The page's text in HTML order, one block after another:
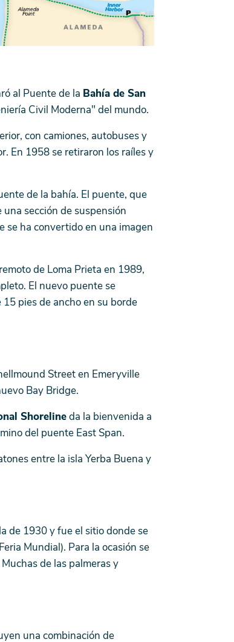
al Puente de la Bahía de San
Civil Moderna" del mundo.
con camiones, autobuses y
En 1958 se retiraron los raíles y
de la bahía. El puente, que
sección de suspensión
se ha convertido en una imagen
de Loma Prieta en 1989,
El nuevo puente se
pies de ancho en su borde
Street en Emeryville
Bay Bridge.
Shorelineda la bienvenida a
del puente East Span.
entre la isla Yerba Buena y
de 1930 y fue el sitio donde se
Mundial). Para la ocasión se
de las palmeras y
una combinación de